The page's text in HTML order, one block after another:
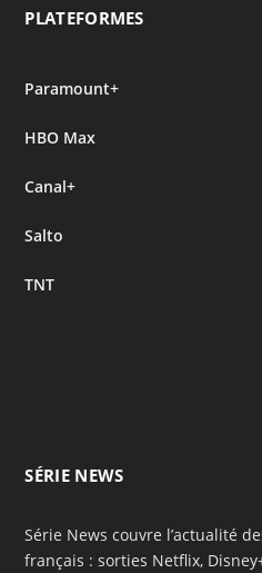
PLATEFORMES
Paramount+
HBO Max
Canal+
Salto
TNT
SÉRIE NEWS
Série News couvre l’actualité
français : sorties Netflix,